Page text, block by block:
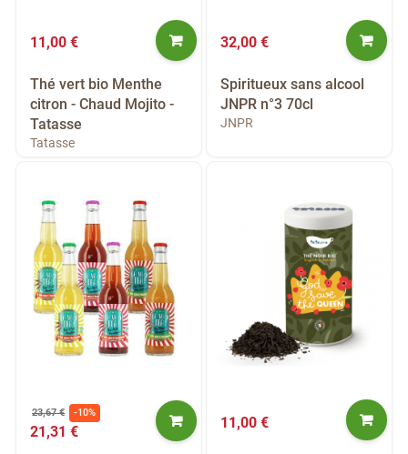
11,00 €
Thé vert bio Menthe
citron - Chaud Mojito -
Tatasse
Tatasse
32,00 €
Spiritueux sans alcool
JNPR n°3 70cl
JNPR
21,31 €
23,67 € -10%
11,00 €